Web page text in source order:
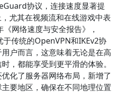
协议，连接速度显著提
尤其在视频流和在线游戏中表
网络速度与安全报告》，
传统的OpenVPN和IKEv2协
户而言，这意味着无论是在高
，都能享受到更平滑的体验。
化了服务器网络布局，新增了
要地区，确保在不同地理位置